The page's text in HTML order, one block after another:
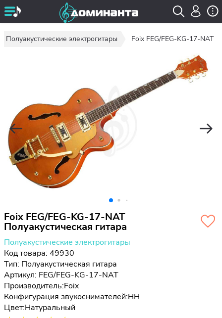
Полуакустические электрогитары Foix FEG/FEG-KG-17-NAT
Foix FEG/FEG-KG-17-NAT
Полуакустическая гитара
Полуакустические электрогитары
Код товара: 49930
Тип: Полуакустическая гитара
Артикул: FEG/FEG-KG-17-NAT
Производитель:Foix
Конфигурация звукоснимателей:HH
Цвет:Натуральный